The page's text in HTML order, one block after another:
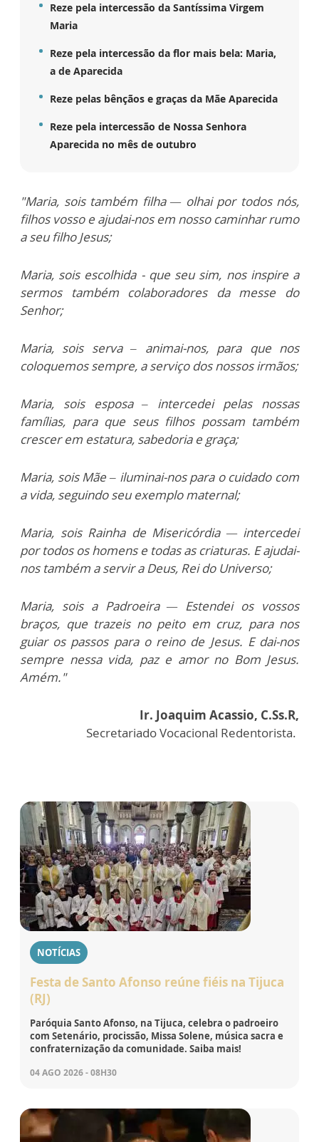
Reze pela intercessão da Santíssima Virgem
Maria
Reze pela intercessão da flor mais bela: Maria,
a de Aparecida
Reze pelas bênçãos e graças da Mãe Aparecida
Reze pela intercessão de Nossa Senhora
Aparecida no mês de outubro
"Maria, sois também filha — olhai por todos nós,
filhos vosso e ajudai-nos em nosso caminhar rumo
a seu filho Jesus;
Maria, sois escolhida - que seu sim, nos inspire a
sermos também colaboradores da messe do
Senhor;
Maria, sois serva – animai-nos, para que nos
coloquemos sempre, a serviço dos nossos irmãos;
Maria, sois esposa – intercedei pelas nossas
famílias, para que seus filhos possam também
crescer em estatura, sabedoria e graça;
Maria, sois Mãe – iluminai-nos para o cuidado com
a vida, seguindo seu exemplo maternal;
Maria, sois Rainha de Misericórdia — intercedei
por todos os homens e todas as criaturas. E ajudai-
nos também a servir a Deus, Rei do Universo;
Maria, sois a Padroeira — Estendei os vossos
braços, que trazeis no peito em cruz, para nos
guiar os passos para o reino de Jesus. E dai-nos
sempre nessa vida, paz e amor no Bom Jesus.
Amém."
Ir. Joaquim Acassio, C.Ss.R,
Secretariado Vocacional Redentorista.
NOTÍCIAS
Festa de Santo Afonso reúne fiéis na Tijuca
(RJ)
Paróquia Santo Afonso, na Tijuca, celebra o padroeiro
com Setenário, procissão, Missa Solene, música sacra e
confraternização da comunidade. Saiba mais!
04 AGO 2026 - 08H30